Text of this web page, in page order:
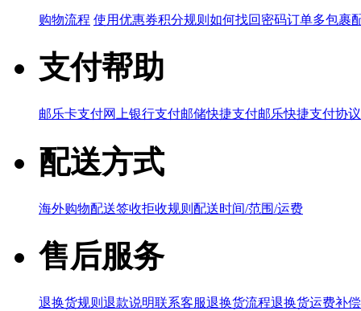
购物流程 使用优惠券积分规则 如何找回密码订单多包裹
支付帮助
邮乐卡支付网上银行支付邮储快捷支付邮乐快捷支付协议
配送方式
海外购物配送签收拒收规则 配送时间/范围/运费
售后服务
退换货规则 退款说明联系客服退换货流程退换货运费补